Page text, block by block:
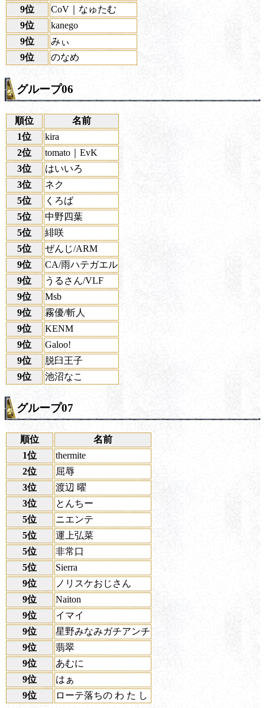
9位
CoV｜なゅたむ
9位
kanego
9位
みぃ
9位
のなめ
グループ06
順位
名前
1位
kira
2位
tomato｜EvK
3位
はいいろ
3位
ネク
5位
くろば
5位
中野四葉
5位
緋咲
5位
ぜんじ/ARM
9位
CA/雨ハテガエル
9位
うるさん/VLF
9位
Msb
9位
霧優/斬人
9位
KENM
9位
Galoo!
9位
脱臼王子
9位
池沼なこ
グループ07
順位
名前
1位
thermite
2位
屈辱
3位
渡辺 曜
3位
とんちー
5位
ニエンテ
5位
運上弘菜
5位
非常口
5位
Sierra
9位
ノリスケおじさん
9位
Naiton
9位
イマイ
9位
星野みなみガチアンチ
9位
翡翠
9位
あむに
9位
はぁ
9位
ローテ落ちの わ た し